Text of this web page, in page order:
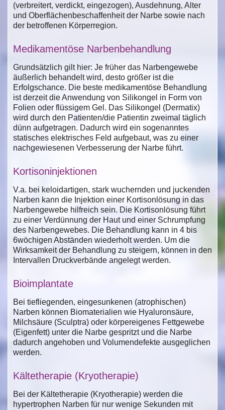
(verbreitert, verdickt, eingezogen), Ausdehnung, Alter
und Oberflächenbeschaffenheit der Narbe sowie nach
der betroffenen Körperregion.
Medikamentöse Narbenbehandlung
Grundsätzlich gilt hier: Je früher das Narbengewebe
äußerlich behandelt wird, desto größer ist die
Erfolgschance. Die beste medikamentöse Behandlung
ist derzeit die Anwendung von Silikongel in Form von
Folien oder flüssigem Gel. Das Silikongel (Dermatix)
wird durch den Patienten/die Patientin zweimal täglich
dünn aufgetragen. Dadurch wird ein sogenanntes
statisches elektrisches Feld aufgebaut, was zu einer
nachgewiesenen Verbesserung der Narbe führt.
Kortisoninjektionen
V.a. bei keloidartigen, stark wuchernden und juckenden
Narben kann die Injektion einer Kortisonlösung in das
Narbengewebe hilfreich sein. Die Kortisonlösung führt
zu einer Verdünnung der Haut und einer Schrumpfung
des Narbengewebes. Die Behandlung kann in 4 bis
6wöchigen Abständen wiederholt werden. Um die
Wirksamkeit der Behandlung zu steigern, können in den
Intervallen Druckverbände angelegt werden.
Bioimplantate
Bei tiefliegenden, eingesunkenen (atrophischen)
Narben können Biomaterialien wie Hyaluronsäure,
Milchsäure (Sculptra) oder körpereigenes Fettgewebe
(Eigenfett) unter die Narbe gespritzt und die Narbe
dadurch angehoben und Volumendefekte ausgeglichen
werden.
Kältetherapie (Kryotherapie)
Bei der Kältetherapie (Kryotherapie) werden die
hypertrophen Narben für nur wenige Sekunden mit